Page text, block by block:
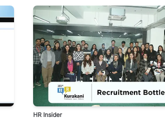
HR Insider